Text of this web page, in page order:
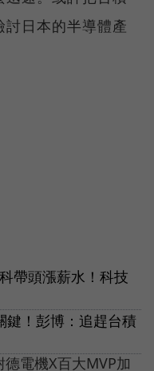
日本的半導體產
帶頭漲薪水！科技
鍵！彭博：追趕台積
電機X百大MVP加